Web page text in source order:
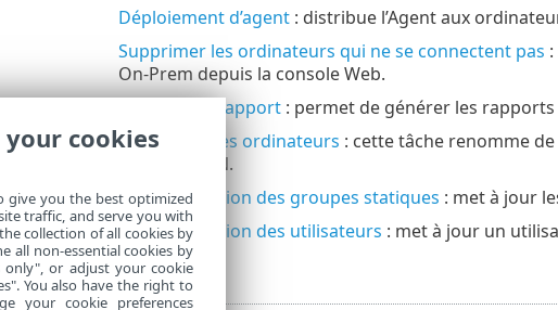
Déploiement d’agent: distribue l’Agent aux
Supprimer les ordinateurs qui ne se connectent pas
On-Prem depuis la console Web.
Générer un rapport: permet de générer les rapports
Renommer les ordinateurs : cette tâche renomme
format FQDN.
Synchronisation des groupes statiques : met à jour
Synchronisation des utilisateurs : met à jour un
cookies
give you the best optimized
traffic, and serve you with
collection of all cookies by
all non-essential cookies by
only", or adjust your cookie
You also have the right to
your cookie preferences